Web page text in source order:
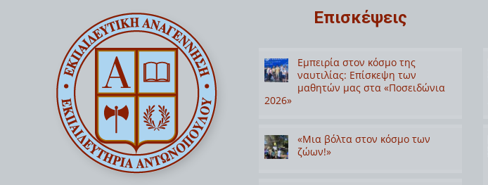
Επισκέψεις
Εμπειρία στον κόσμο της
ναυτιλίας: Επίσκεψη των
μαθητών μας στα «Ποσειδώνια
2026»
«Μια βόλτα στον κόσμο των
ζώων!»